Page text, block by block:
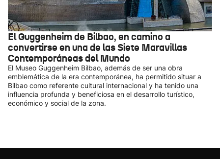
El Guggenheim de Bilbao, en camino a
convertirse en una de las Siete Maravillas
Contemporáneas del Mundo
El Museo Guggenheim Bilbao, además de ser una obra
emblemática de la era contemporánea, ha permitido situar a
Bilbao como referente cultural internacional y ha tenido una
influencia profunda y beneficiosa en el desarrollo turístico,
económico y social de la zona.